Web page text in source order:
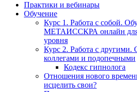
Практики и вебинары
Обучение
Курс 1. Работа с собой.
МЕТАИССКРА онлайн для
уровня
Курс 2. Работа с другими.
коллегами и подопечными
Кодекс гипнолога
Отношения нового
исцелить свои?